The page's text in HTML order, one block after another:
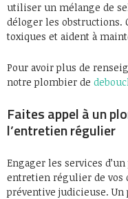
utiliser un mélange de
déloger les obstructions.
toxiques et aident à
Pour avoir plus de
notre plombier de
Faites appel à un
l’entretien régulier
Engager les services
entretien régulier de vos
préventive judicieuse.